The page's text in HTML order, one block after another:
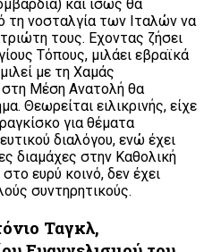
και ίσως θα
τη νοσταλγία των Ιταλών να
τους. Εχοντας ζήσει
Τόπους, μιλάει εβραϊκά
με τη Χαμάς
στη Μέση Ανατολή θα
Θεωρείται ειλικρινής, είχε
για θέματα
διαλόγου, ενώ έχει
διαμάχες στην Καθολική
ευρύ κοινό, δεν έχει
συντηρητικούς.
Ταγκλ,